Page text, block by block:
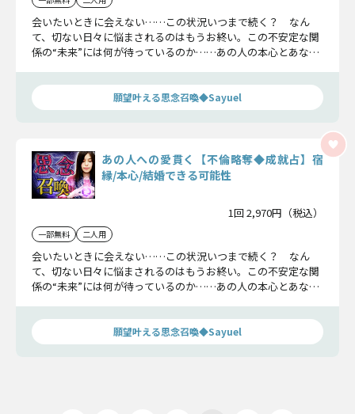
会いたいときに会えない……この状況いつまで続く？ なん
て、切ない日々に悩まされるのはもうお終い。この不安定な関
係の“未来”には何が待っているのか……あの人の本心とあなた
願望叶える思念召喚◆Sayuel
あの人への愛貫く【不倫略奪◆成就占】宿
縁/本心/結婚できる可能性
1回 2,970円（税込）
一部無料 二人用
会いたいときに会えない……この状況いつまで続く？ なん
て、切ない日々に悩まされるのはもうお終い。この不安定な関
係の“未来”には何が待っているのか……あの人の本心とあなた
願望叶える思念召喚◆Sayuel